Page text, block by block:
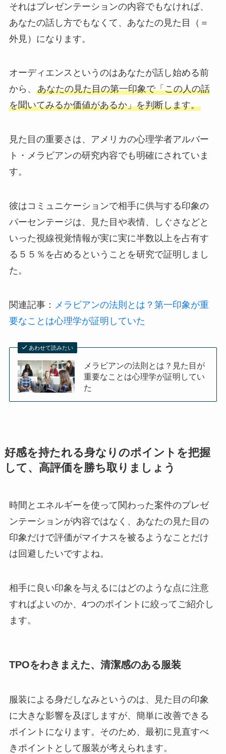
それはプレゼンテーションの内容でもなければ、
あなたの話し方でもなくて、あなたの見た目（＝
外見）になります。
オーディエンスというのはあなたが話し始める前
から、 あなたの見た目の第一印象で「この人の話
を聞いてみるか価値があるか」を判断します。
見た目の重要さは、アメリカの心理学者アルバー
ト・メラビアンの研究内容でも明確にされていま
す。
彼はコミュニケーションで相手に供与する印象の
パーセンテージは、見た目や表情、しぐさなどと
いった視線視覚情報が実に実に半数以上を占有す
る５５％を占めるということを研究で証明しまし
た。
関連記事： メラビアンの法則とは？第一印象が重
要なことは心理学が証明していた
あわせて読みたい
メラビアンの法則とは？見た目が
重要なことは心理学が証明してい
た
好感を持たれる身なりのポイントを把握
して、高評価を勝ち取りましょう
時間とエネルギーを使って関わった案件のプレゼ
ンテーションが内容ではなく、あなたの見た目の
印象だけで評価がマイナスを被るようなことだけ
は回避したいですよね。
相手に良い印象を与えるにはどのような点に注意
すればよいのか、4つのポイントに絞ってご紹介し
ます。
TPOをわきまえた、清潔感のある服装
服装による身だしなみというのは、見た目の印象
に大きな影響を及ぼしますが、簡単に改善できる
ポイントになります。そのため、最初に見直すべ
きポイントとして服装が考えられます。